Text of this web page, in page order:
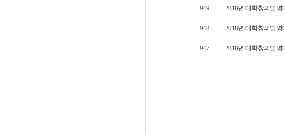
949 2018년 대학창의발
948 2018년 대학창의발
947 2018년 대학창의발